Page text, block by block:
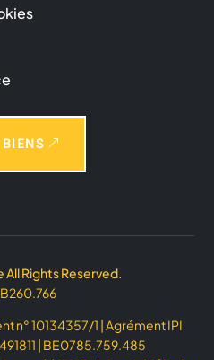
BIENS
All Rights Reserved.
n° 10134357/1 | Agrément IPI
| BE0785.759.485